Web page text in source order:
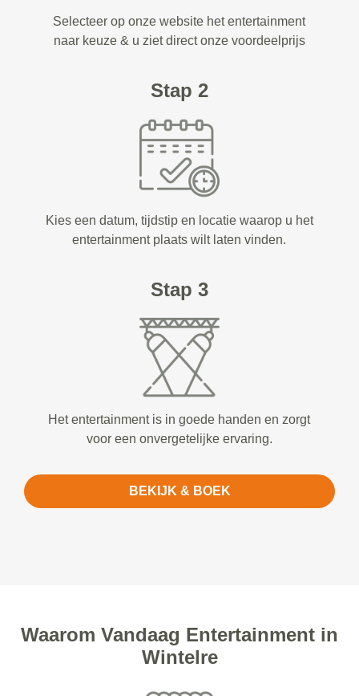
Selecteer op onze website het entertainment
naar keuze & u ziet direct onze voordeelprijs
Stap 2
Kies een datum, tijdstip en locatie waarop u het
entertainment plaats wilt laten vinden.
Stap 3
Het entertainment is in goede handen en zorgt
voor een onvergetelijke ervaring.
BEKIJK & BOEK
Waarom Vandaag Entertainment in
Wintelre